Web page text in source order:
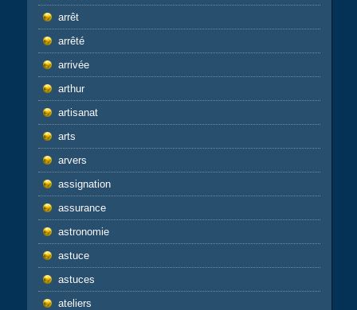
arrêt
arrêté
arrivée
arthur
artisanat
arts
arvers
assignation
assurance
astronomie
astuce
astuces
ateliers